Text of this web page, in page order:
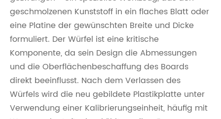
geschmolzenen Kunststoff in ein flaches Blatt oder
eine Platine der gewünschten Breite und Dicke
formuliert. Der Würfel ist eine kritische
Komponente, da sein Design die Abmessungen
und die Oberflächenbeschaffung des Boards
direkt beeinflusst. Nach dem Verlassen des
Würfels wird die neu gebildete Plastikplatte unter
Verwendung einer Kalibrierungseinheit, häufig mit